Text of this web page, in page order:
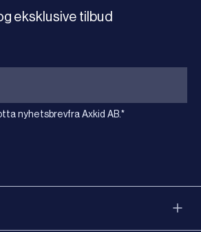
eksklusive tilbud
nyhetsbrevfra Axkid AB.*